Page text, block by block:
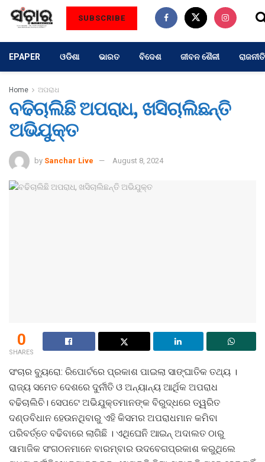
SUBSCRIBE
EPAPER ଓଡିଶା ଭାରତ ବିଦେଶ ଜୀବନ ଶୈଳୀ ରାଜନୀତି
Home ଅପରାଧ
ବଢିଚାଲିଛି ଅପରାଧ, ଖସିଚାଲିଛନ୍ତି
ଅଭିଯୁକ୍ତ
by Sanchar Live August 8, 2024
0
SHARES
ସଂଚାର ବ୍ୟୁରୋ: ରିପୋର୍ଟରେ ପ୍ରକାଶ ପାଇଲା ସାଙ୍ଘାତିକ ତଥ୍ୟ ।
ରାଜ୍ୟ ସମେତ ଦେଶରେ ଦୁର୍ନୀତି ଓ ଅନ୍ୟାନ୍ୟ ଆର୍ଥିକ ଅପରାଧ
ବଢିଚାଲିଚି। ସେପଟେ ଅଭିଯୁକ୍ତମାନଙ୍କ ବିରୁଦ୍ଧରେ ତ୍ୱରିତ
ଦଣ୍ଡବିଧାନ ହେଉନଥିବାରୁ ଏହି କିସମର ଅପରାଧମାନ କମିବା
ପରିବର୍ତ୍ତେ ବଢିବାରେ ଲାଗିଛି । ଏଥିଘେନି ଆଇନ୍‍ ଅଦାଲତ ଠାରୁ
ସାମାଜିକ ସଂଗଠନମାନେ ବାରମ୍ବାର ଉଦବେଗପ୍ରକାଶ କରୁଥିଲେ